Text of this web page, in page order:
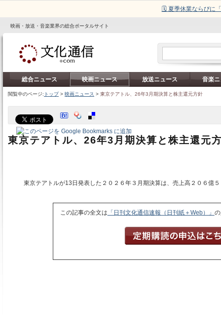
🗓️ 夏季休業ならびに
映画・放送・音楽業界の総合ポータルサイト
総合ニュース 映画ニュース 放送ニュース 音楽
閲覧中のページ: トップ> 映画ニュース > 東京テアトル、26年3月期決算と株主還元方針
東京テアトル、26年3月期決算と株主還元
東京テアトルが13日発表した２０２６年３月期決算は、売上高２０６億
この記事の全文は 「日刊文化通信速報（日刊紙＋Web）」